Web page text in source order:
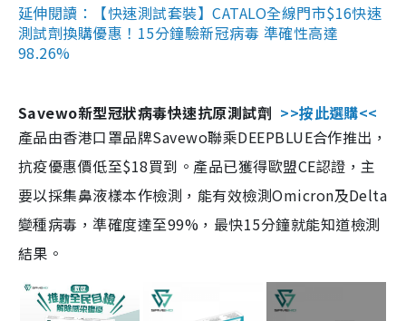
延伸閱讀：【快速測試套裝】CATALO全線門市$16快速
測試劑換購優惠！15分鐘驗新冠病毒 準確性高達
98.26%
Savewo新型冠狀病毒快速抗原測試劑 >>按此選購<<
產品由香港口罩品牌Savewo聯乘DEEPBLUE合作推出，
抗疫優惠價低至$18買到。產品已獲得歐盟CE認證，主
要以採集鼻液樣本作檢測，能有效檢測Omicron及Delta
變種病毒，準確度達至99%，最快15分鐘就能知道檢測
結果。